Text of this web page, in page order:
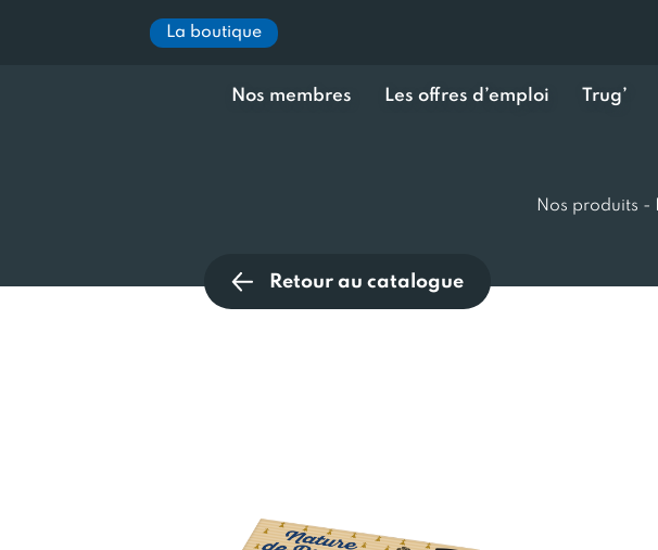
La boutique
Nos membres Les offres d’emploi Trug’
Nos produits -
Retour au catalogue